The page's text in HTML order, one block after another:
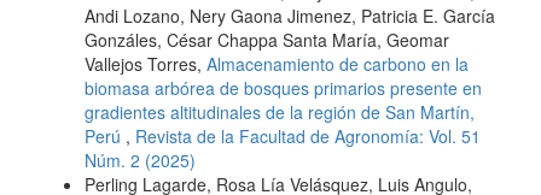
Andi Lozano, Nery Gaona Jimenez, Patricia E. García
Gonzáles, César Chappa Santa María, Geomar
Vallejos Torres, Almacenamiento de carbono en la
biomasa arbórea de bosques primarios presente en
gradientes altitudinales de la región de San Martín,
Perú , Revista de la Facultad de Agronomía: Vol. 51
Núm. 2 (2025)
Perling Lagarde, Rosa Lía Velásquez, Luis Angulo,